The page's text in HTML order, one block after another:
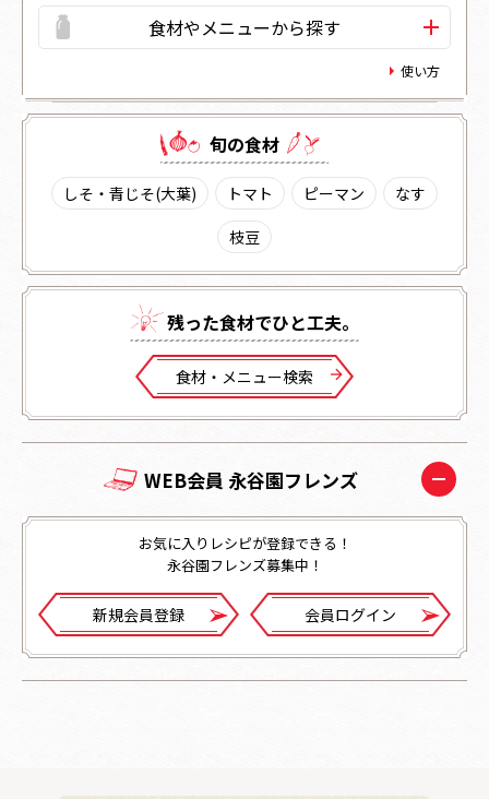
食材やメニューから探す
使い方
旬の⾷材
しそ・青じそ(大葉) トマト ピーマン
なす
枝豆
残った⾷材でひと⼯夫。
⾷材・メニュー検索
WEB会員 永谷園フレンズ
お気に入りレシピが登録できる！
永谷園フレンズ募集中！
新規会員登録 会員ログイン